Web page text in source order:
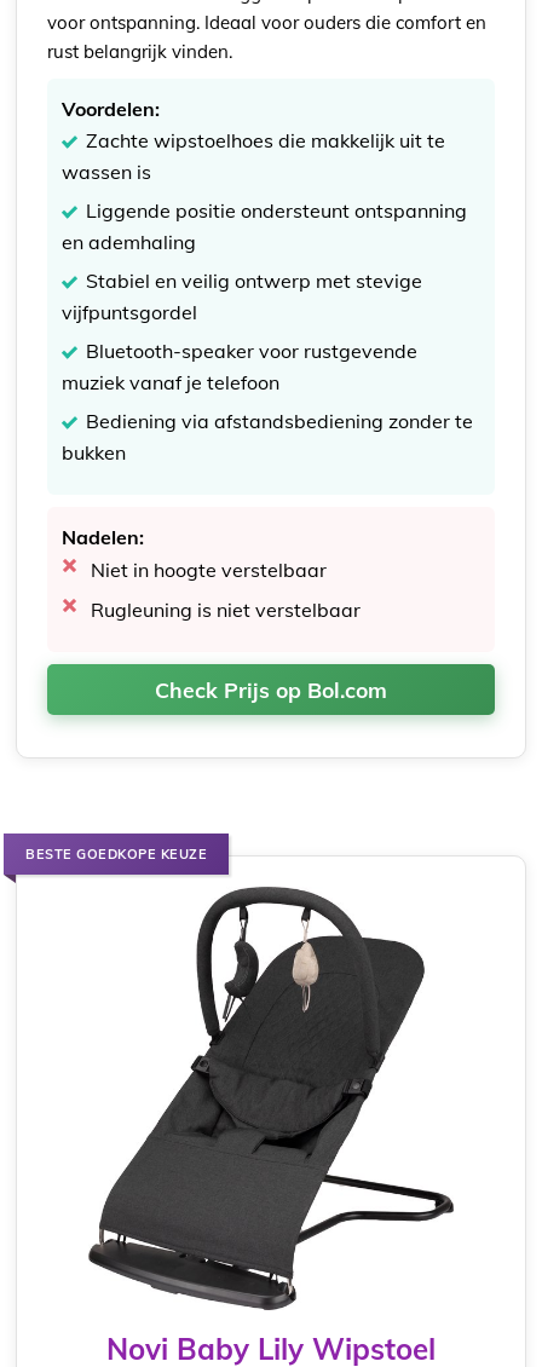
voor ontspanning. Ideaal voor ouders die comfort en
rust belangrijk vinden.
Voordelen:
Zachte wipstoelhoes die makkelijk uit te
wassen is
Liggende positie ondersteunt ontspanning
en ademhaling
Stabiel en veilig ontwerp met stevige
vijfpuntsgordel
Bluetooth-speaker voor rustgevende
muziek vanaf je telefoon
Bediening via afstandsbediening zonder te
bukken
Nadelen:
Niet in hoogte verstelbaar
Rugleuning is niet verstelbaar
Check Prijs op Bol.com
BESTE GOEDKOPE KEUZE
Novi Baby Lily Wipstoel